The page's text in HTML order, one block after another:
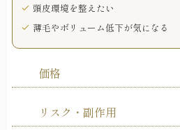
頭皮環境を整えたい
薄毛やボリューム低下が気になる
価格
リスク・副作用